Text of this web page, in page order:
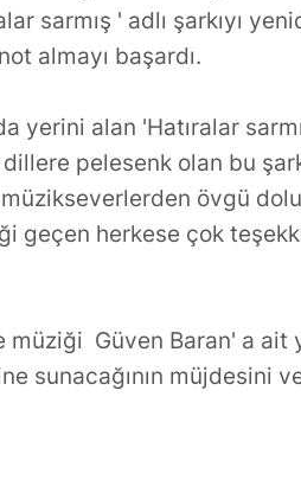
sarmış ' adlı şarkıyı
almayı başardı.
alan 'Hatıralar
pelesenk olan bu
övgü
geçen herkese çok
müziği Güven Baran' a ait
sunacağının müjdesini